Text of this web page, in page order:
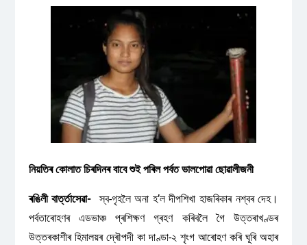
নিয়তিৰ কোলাত চিৰদিনৰ বাবে শুই পৰিল পৰ্বত ভালপোৱা ছোৱালীজনী
ৰঙিলী বাৰ্ত্তাসেৱা- স্ব-গৃহলৈ অনা হ’ল দীপশিখা হাজৰিকাৰ নশ্বৰ দেহ।
পৰ্বতাৰোহণৰ এডভাঞ্চ প্ৰশিক্ষণ গ্ৰহণ কৰিবলৈ গৈ উত্তৰাখণ্ডৰ
উত্তৰকাশীৰ হিমালয়ৰ দ্ৰৌপদী কা দাণ্ডা-২ শৃংগ আৰোহণ কৰি ঘূৰি অহাৰ